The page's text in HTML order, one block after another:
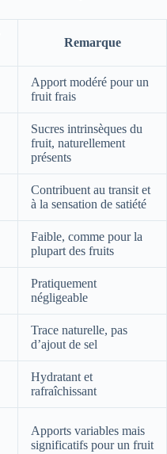
Remarque
Apport modéré pour un
fruit frais
Sucres intrinsèques du
fruit, naturellement
présents
Contribuent au transit et
à la sensation de satiété
Faible, comme pour la
plupart des fruits
Pratiquement
négligeable
Trace naturelle, pas
d’ajout de sel
Hydratant et
rafraîchissant
Apports variables mais
significatifs pour un fruit